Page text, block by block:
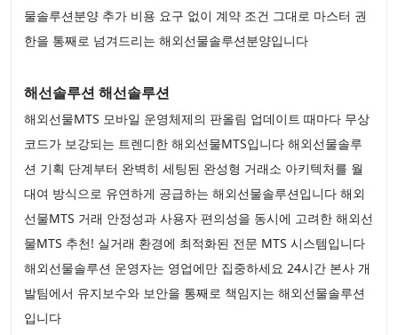
물솔루션분양 추가 비용 요구 없이 계약 조건 그대로 마스터 권
한을 통째로 넘겨드리는 해외선물솔루션분양입니다
해선솔루션 해선솔루션
해외선물MTS 모바일 운영체제의 판올림 업데이트 때마다 무상
코드가 보강되는 트렌디한 해외선물MTS입니다 해외선물솔루
션 기획 단계부터 완벽히 세팅된 완성형 거래소 아키텍처를 월
대여 방식으로 유연하게 공급하는 해외선물솔루션입니다 해외
선물MTS 거래 안정성과 사용자 편의성을 동시에 고려한 해외선
물MTS 추천! 실거래 환경에 최적화된 전문 MTS 시스템입니다
해외선물솔루션 운영자는 영업에만 집중하세요 24시간 본사 개
발팀에서 유지보수와 보안을 통째로 책임지는 해외선물솔루션
입니다